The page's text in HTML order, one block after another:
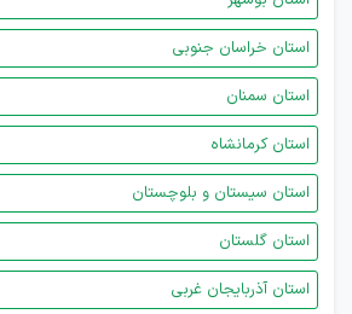
استان خراسان جنوبی
استان سمنان
استان کرمانشاه
استان سیستان و بلوچستان
استان گلستان
استان آذربایجان غربی